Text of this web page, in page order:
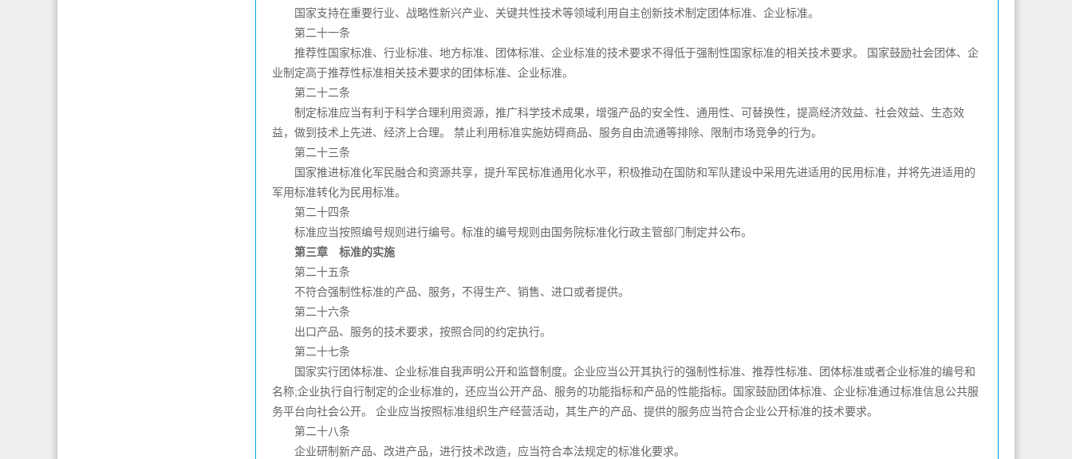
国家支持在重要行业、战略性新兴产业、关键共性技术等领域利用自主创新技术制定团体标准、企业标准。
第二十一条
推荐性国家标准、行业标准、地方标准、团体标准、企业标准的技术要求不得低于强制性国家标准的相关技术要求。 国家鼓励社会团体、企
业制定高于推荐性标准相关技术要求的团体标准、企业标准。
第二十二条
制定标准应当有利于科学合理利用资源，推广科学技术成果，增强产品的安全性、通用性、可替换性，提高经济效益、社会效益、生态效
益，做到技术上先进、经济上合理。 禁止利用标准实施妨碍商品、服务自由流通等排除、限制市场竞争的行为。
第二十三条
国家推进标准化军民融合和资源共享，提升军民标准通用化水平，积极推动在国防和军队建设中采用先进适用的民用标准，并将先进适用的
军用标准转化为民用标准。
第二十四条
标准应当按照编号规则进行编号。标准的编号规则由国务院标准化行政主管部门制定并公布。
第三章 标准的实施
第二十五条
不符合强制性标准的产品、服务，不得生产、销售、进口或者提供。
第二十六条
出口产品、服务的技术要求，按照合同的约定执行。
第二十七条
国家实行团体标准、企业标准自我声明公开和监督制度。企业应当公开其执行的强制性标准、推荐性标准、团体标准或者企业标准的编号和
名称;企业执行自行制定的企业标准的，还应当公开产品、服务的功能指标和产品的性能指标。国家鼓励团体标准、企业标准通过标准信息公共服
务平台向社会公开。 企业应当按照标准组织生产经营活动，其生产的产品、提供的服务应当符合企业公开标准的技术要求。
第二十八条
企业研制新产品、改进产品，进行技术改造，应当符合本法规定的标准化要求。